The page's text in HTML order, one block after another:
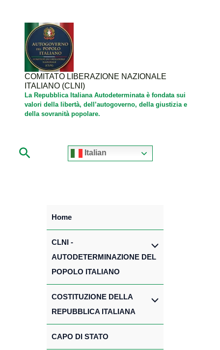
contenuto
COMITATO LIBERAZIONE NAZIONALE
ITALIANO (CLNI)
La Repubblica Italiana Autodeterminata è fondata sui
valori della libertà, dell’autogoverno, della giustizia e
della sovranità popolare.
Cerca Italian
Home
CLNI -
AUTODETERMINAZIONE DEL
POPOLO ITALIANO
COSTITUZIONE DELLA
REPUBBLICA ITALIANA
CAPO DI STATO